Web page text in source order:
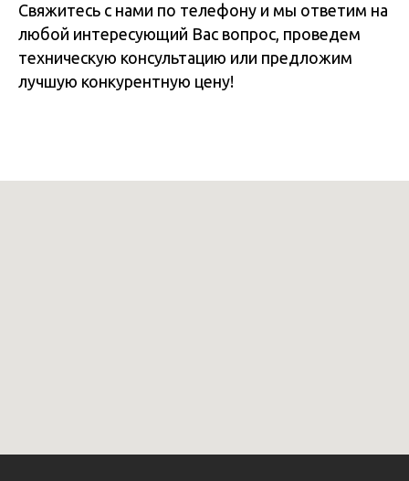
Свяжитесь с нами по телефону и мы ответим на
любой интересующий Вас вопрос, проведем
техническую консультацию или предложим
лучшую конкурентную цену!